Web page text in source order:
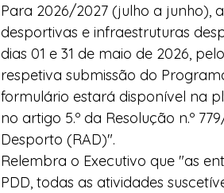
Para 2026/2027 (julho a junho),
desportivas e infraestruturas
dias 01 e 31 de maio de 2026,
respetiva submissão do
formulário estará disponível na
no artigo 5.º da Resolução n.º
Desporto (RAD)".
Relembra o Executivo que "as
PDD, todas as atividades